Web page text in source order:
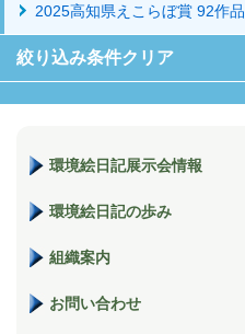
2025高知県えこらぼ賞 92作品
絞り込み条件クリア
環境絵日記展示会情報
環境絵日記の歩み
組織案内
お問い合わせ